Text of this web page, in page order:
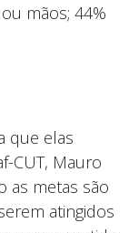
mãos; 44%
que elas
CUT, Mauro
as metas são
atingidos